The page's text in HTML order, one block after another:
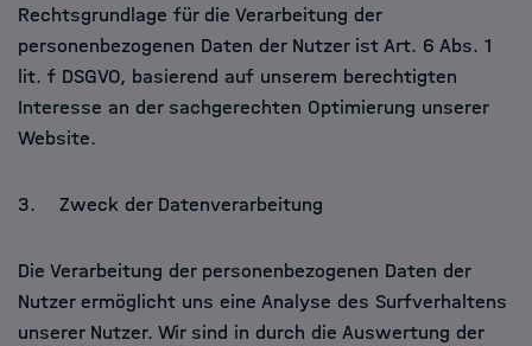
Rechtsgrundlage für die Verarbeitung der
personenbezogenen Daten der Nutzer ist Art. 6 Abs. 1
lit. f DSGVO, basierend auf unserem berechtigten
Interesse an der sachgerechten Optimierung unserer
Website.
3. Zweck der Datenverarbeitung
Die Verarbeitung der personenbezogenen Daten der
Nutzer ermöglicht uns eine Analyse des Surfverhaltens
unserer Nutzer. Wir sind in durch die Auswertung der